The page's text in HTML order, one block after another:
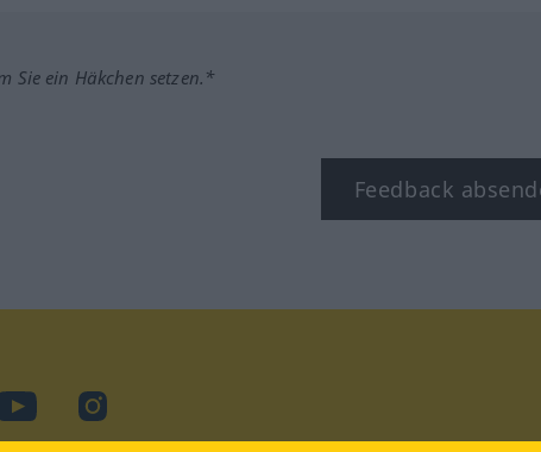
Sie ein Häkchen setzen.*
Feedback
YouTubeInstagram